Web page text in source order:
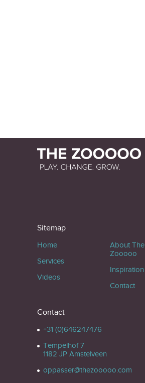
Sitemap
Home
Services
Videos
About The
Zooooo
Inspiration
Contact
Contact
+31 (0)646247476
Tempelhof 7
1182 JP Amstelveen
oppasser@thezooooo.com